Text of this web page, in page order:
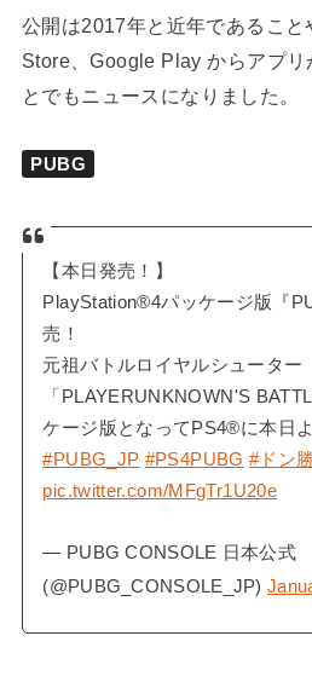
公開は2017年と近年であるこ
Store、Google Play からアプリ
とでもニュースになりました。
PUBG
【本日発売！】
PlayStation®4パッケージ版『
売！
元祖バトルロイヤルシューター
「PLAYERUNKNOWN'S
ケージ版となってPS4®に本日
#PUBG_JP #PS4PUBG #ドン勝
pic.twitter.com/MFgTr1U20e
— PUBG CONSOLE 日本公式
(@PUBG_CONSOLE_JP)